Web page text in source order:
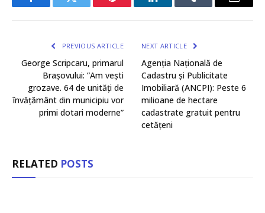
FacebookTwitter Pinterest LinkedInTumblr Email
PREVIOUS ARTICLE
George Scripcaru, primarul
Brașovului: ”Am vești
grozave. 64 de unități de
învățământ din municipiu vor
primi dotari moderne”
NEXT ARTICLE
Agenția Națională de
Cadastru și Publicitate
Imobiliară (ANCPI): Peste 6
milioane de hectare
cadastrate gratuit pentru
cetățeni
RELATED POSTS